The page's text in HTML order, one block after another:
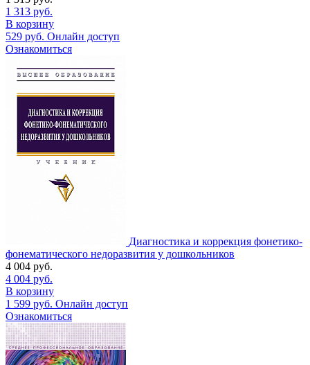
1 313 руб.
В корзину
529 руб. Онлайн доступ
Ознакомиться
Диагностика и коррекция фонетико-
фонематического недоразвития у дошкольников
4 004 руб.
4 004 руб.
В корзину
1 599 руб. Онлайн доступ
Ознакомиться